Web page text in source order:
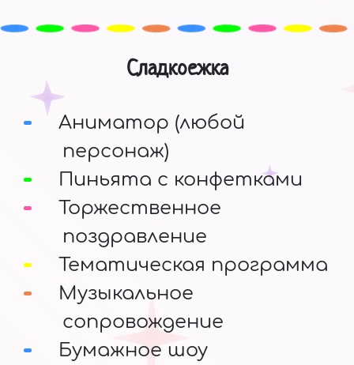
Сладкоежка
Аниматор (любой
персонаж)
Пиньята с конфетками
Торжественное
поздравление
Тематическая программа
Музыкальное
сопровождение
Бумажное шоу